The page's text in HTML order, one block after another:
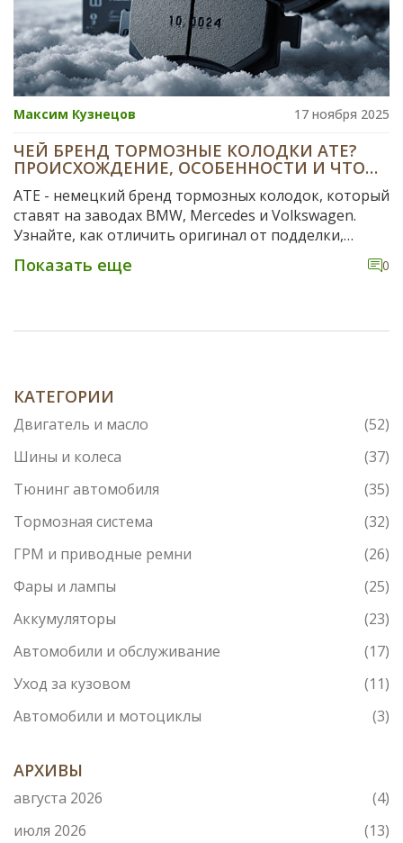
Максим Кузнецов 17 ноября 2025
ЧЕЙ БРЕНД ТОРМОЗНЫЕ КОЛОДКИ ATE?
ПРОИСХОЖДЕНИЕ, ОСОБЕННОСТИ И ЧТО
ВЫБРАТЬ ВМЕСТО НИХ
ATE - немецкий бренд тормозных колодок, который
ставят на заводах BMW, Mercedes и Volkswagen.
Узнайте, как отличить оригинал от подделки,
почему ATE лучше аналогов и когда менять
колодки в условиях Казани.
Показать еще 0
КАТЕГОРИИ
Двигатель и масло
(52)
Шины и колеса
(37)
Тюнинг автомобиля
(35)
Тормозная система
(32)
ГРМ и приводные ремни
(26)
Фары и лампы
(25)
Аккумуляторы
(23)
Автомобили и обслуживание
(17)
Уход за кузовом
(11)
Автомобили и мотоциклы
(3)
АРХИВЫ
августа 2026
(4)
июля 2026
(13)